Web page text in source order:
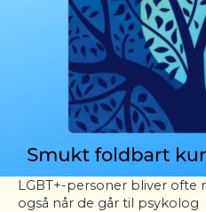
LGBT+-personer bliver
også når de går til psykolog